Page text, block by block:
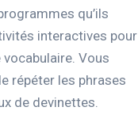
qu’ils
interactives pour
Vous
répéter les phrases
de devinettes.